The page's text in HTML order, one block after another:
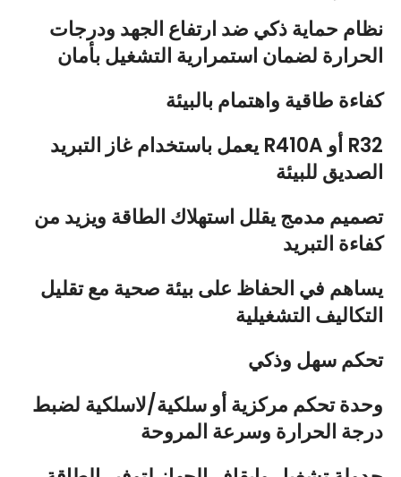
نظام حماية ذكي ضد ارتفاع الجهد ودرجات
الحرارة لضمان استمرارية التشغيل بأمان
كفاءة طاقية واهتمام بالبيئة
يعمل باستخدام غاز التبريد R410A أو R32
الصديق للبيئة
تصميم مدمج يقلل استهلاك الطاقة ويزيد من
كفاءة التبريد
يساهم في الحفاظ على بيئة صحية مع تقليل
التكاليف التشغيلية
تحكم سهل وذكي
وحدة تحكم مركزية أو سلكية/لاسلكية لضبط
درجة الحرارة وسرعة المروحة